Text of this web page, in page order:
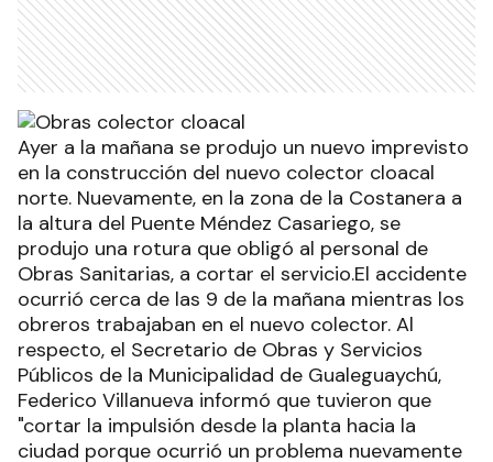
Ayer a la mañana se produjo un nuevo imprevisto
en la construcción del nuevo colector cloacal
norte. Nuevamente, en la zona de la Costanera a
la altura del Puente Méndez Casariego, se
produjo una rotura que obligó al personal de
Obras Sanitarias, a cortar el servicio.El accidente
ocurrió cerca de las 9 de la mañana mientras los
obreros trabajaban en el nuevo colector. Al
respecto, el Secretario de Obras y Servicios
Públicos de la Municipalidad de Gualeguaychú,
Federico Villanueva informó que tuvieron que
"cortar la impulsión desde la planta hacia la
ciudad porque ocurrió un problema nuevamente